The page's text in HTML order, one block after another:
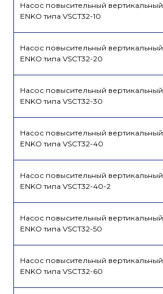
Насос повысительный вертикальный
ENKO типа VSCT32-10
Насос повысительный вертикальный
ENKO типа VSCT32-20
Насос повысительный вертикальный
ENKO типа VSCT32-30
Насос повысительный вертикальный
ENKO типа VSCT32-40
Насос повысительный вертикальный
ENKO типа VSCT32-40-2
Насос повысительный вертикальный
ENKO типа VSCT32-50
Насос повысительный вертикальный
ENKO типа VSCT32-60